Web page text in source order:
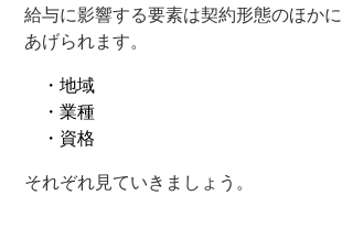
給与に影響する要素は契約形態のほか
あげられます。
・地域
・業種
・資格
それぞれ見ていきましょう。